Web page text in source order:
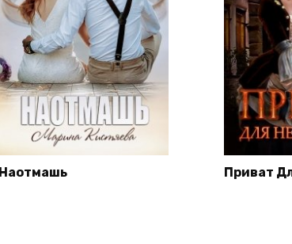
Наотмашь Приват